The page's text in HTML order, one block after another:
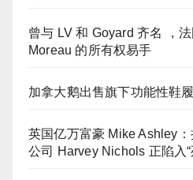
曾与 LV 和 Goyard 齐名 ，
Moreau 的所有权易手
加拿大鹅出售旗下功能性鞋
英国亿万富豪 Mike Ashley
公司 Harvey Nichols 正陷入“